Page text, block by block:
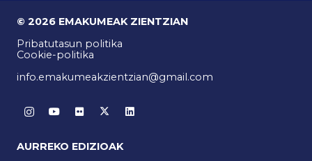
© 2026 EMAKUMEAK ZIENTZIAN
Pribatutasun politika
Cookie-politika
info.emakumeakzientzian@gmail.com
AURREKO EDIZIOAK